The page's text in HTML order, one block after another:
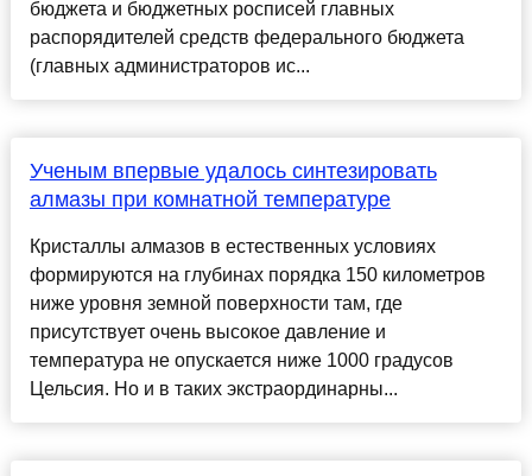
бюджета и бюджетных росписей главных
распорядителей средств федерального бюджета
(главных администраторов ис...
Ученым впервые удалось синтезировать
алмазы при комнатной температуре
Кристаллы алмазов в естественных условиях
формируются на глубинах порядка 150 километров
ниже уровня земной поверхности там, где
присутствует очень высокое давление и
температура не опускается ниже 1000 градусов
Цельсия. Но и в таких экстраординарны...